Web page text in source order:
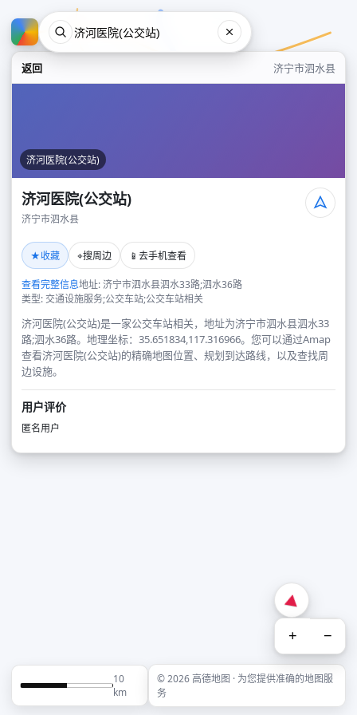
返回 济宁市泗水县
济河医院(公交站)
济河医院(公交站)
济宁市泗水县
★收藏 ⌖搜周边 📱 去手机查看
查看完整信息地址: 济宁市泗水县泗水33路;泗水36路
类型: 交通设施服务;公交车站;公交车站相关
济河医院(公交站)是一家公交车站相关，地址为济宁市泗水县泗水33
路;泗水36路。地理坐标：35.651834,117.316966。您可以通过Amap
查看济河医院(公交站)的精确地图位置、规划到达路线，以及查找周
边设施。
用户评价
匿名用户
+ −
10
km
© 2026 高德地图 · 为您提供准确的地图服
务